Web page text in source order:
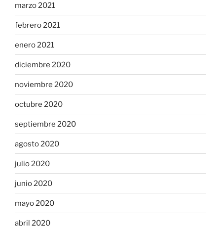
marzo 2021
febrero 2021
enero 2021
diciembre 2020
noviembre 2020
octubre 2020
septiembre 2020
agosto 2020
julio 2020
junio 2020
mayo 2020
abril 2020